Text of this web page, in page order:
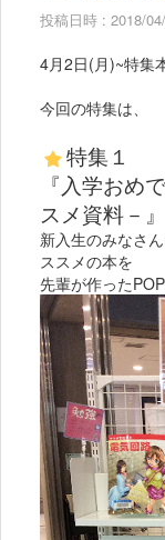
投稿日時 : 2018/
4月2日(月)~特集
今回の特集は、
特集１
『入学おめ
スメ資料－』
新入生のみなさ
ススメの本を
先輩が作った